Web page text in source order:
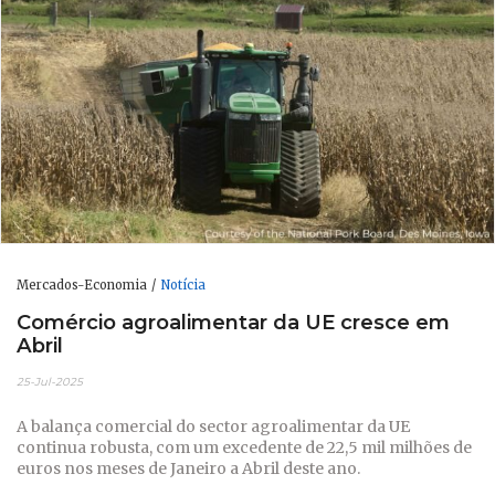
Mercados-Economia Notícia
Comércio agroalimentar da UE cresce em
Abril
25-Jul-2025
A balança comercial do sector agroalimentar da UE
continua robusta, com um excedente de 22,5 mil milhões de
euros nos meses de Janeiro a Abril deste ano.